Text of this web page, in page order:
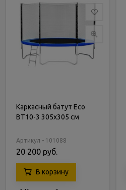
Каркасный батут Eco
BT10-3 305х305 см
Артикул - 101088
20 200 руб.
В корзину